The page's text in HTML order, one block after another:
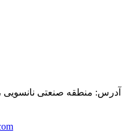
آدرس: منطقه صنعتی نانسویی